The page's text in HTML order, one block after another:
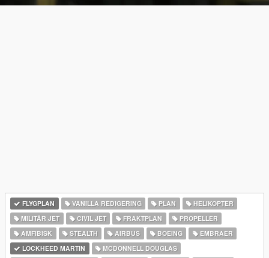
FLYGPLAN VANILLA REDIGERING PLAN
HELIKOPTER
MILITÄR JET
CIVIL JET FRAKTPLAN
PROPELLER
AMFIBISK
STEALTH AIRBUS BOEING
EMBRAER
LOCKHEED MARTIN
MCDONNELL DOUGLAS